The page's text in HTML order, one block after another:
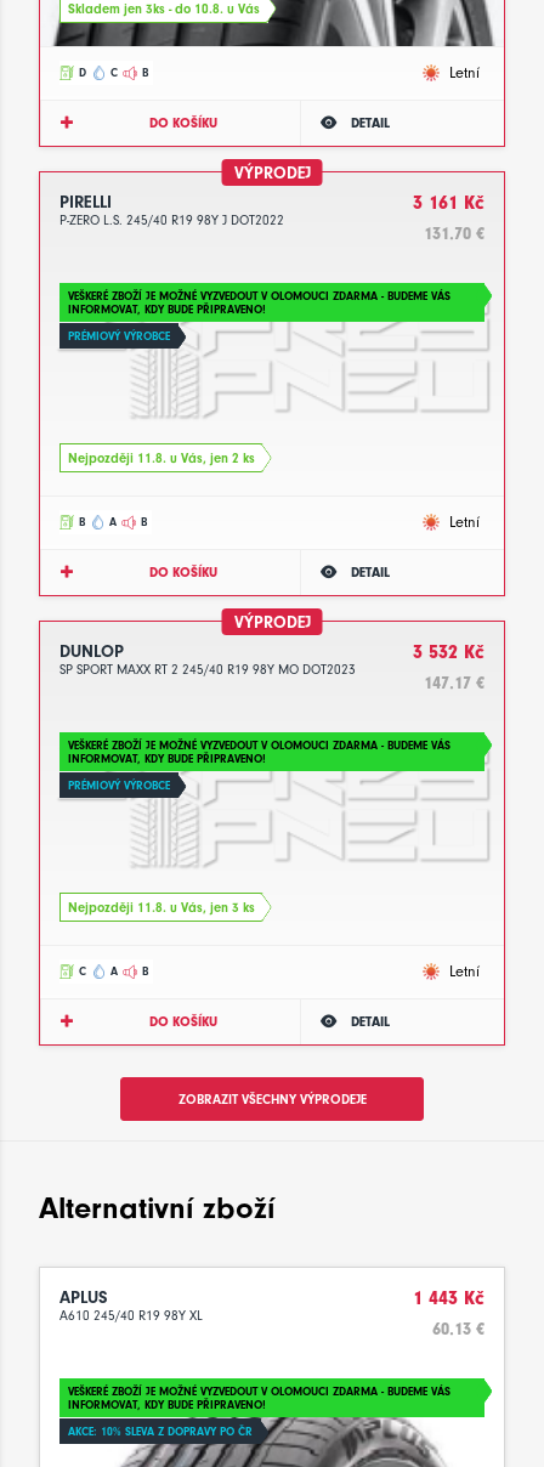
Skladem jen 3ks - do 10.8. u Vás
D C B Letní
DO KOŠÍKU DETAIL
VÝPRODEJ
PIRELLI
P-ZERO L.S. 245/40 R19 98Y J DOT2022
3 161 Kč
131.70 €
VEŠKERÉ ZBOŽÍ JE MOŽNÉ VYZVEDOUT V OLOMOUCI ZDARMA - BUDEME VÁS
INFORMOVAT, KDY BUDE PŘIPRAVENO!
PRÉMIOVÝ VÝROBCE
Nejpozději 11.8. u Vás, jen 2 ks
B A B Letní
DO KOŠÍKU DETAIL
VÝPRODEJ
DUNLOP
SP SPORT MAXX RT 2 245/40 R19 98Y MO DOT2023
3 532 Kč
147.17 €
VEŠKERÉ ZBOŽÍ JE MOŽNÉ VYZVEDOUT V OLOMOUCI ZDARMA - BUDEME VÁS
INFORMOVAT, KDY BUDE PŘIPRAVENO!
PRÉMIOVÝ VÝROBCE
Nejpozději 11.8. u Vás, jen 3 ks
C A B Letní
DO KOŠÍKU DETAIL
ZOBRAZIT VŠECHNY VÝPRODEJE
Alternativní zboží
APLUS
A610 245/40 R19 98Y XL
1 443 Kč
60.13 €
VEŠKERÉ ZBOŽÍ JE MOŽNÉ VYZVEDOUT V OLOMOUCI ZDARMA - BUDEME VÁS
INFORMOVAT, KDY BUDE PŘIPRAVENO!
AKCE: 10% SLEVA Z DOPRAVY PO ČR